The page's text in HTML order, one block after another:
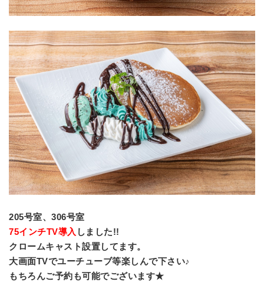
205号室、306号室
75インチTV導入 しました!!
クロームキャスト設置してます。
大画面TVでユーチューブ等楽しんで下さい♪
もちろんご予約も可能でございます★